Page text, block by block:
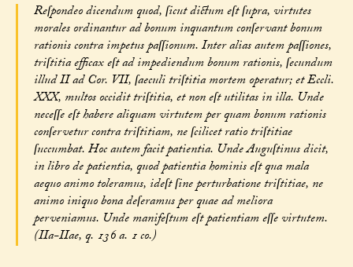
Reſpondeo dicendum quod, ſicut dictum eſt ſupra, virtutes
morales ordinantur ad bonum inquantum conſervant bonum
rationis contra impetus paſſionum. Inter alias autem paſſiones,
triſtitia efficax eſt ad impediendum bonum rationis, ſecundum
illud II ad Cor. VII, ſaeculi triſtitia mortem operatur; et Eccli.
XXX, multos occidit triſtitia, et non eſt utilitas in illa. Unde
neceſſe eſt habere aliquam virtutem per quam bonum rationis
conſervetur contra triſtitiam, ne ſcilicet ratio triſtitiae
ſuccumbat. Hoc autem facit patientia. Unde Auguſtinus dicit,
in libro de patientia, quod patientia hominis eſt qua mala
aequo animo toleramus, ideſt ſine perturbatione triſtitiae, ne
animo iniquo bona deſeramus per quae ad meliora
perveniamus. Unde manifeſtum eſt patientiam eſſe virtutem.
(IIa-IIae, q. 136 a. 1 co.)